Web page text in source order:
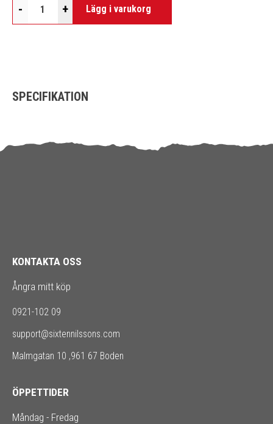
- + Lägg i varukorg
SPECIFIKATION
KONTAKTA OSS
Ångra mitt köp
0921-102 09
support@sixtennilssons.com
Malmgatan 10 ,961 67 Boden
ÖPPETTIDER
Måndag - Fredag